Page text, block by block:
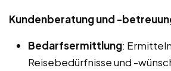
Kundenberatung und -
Bedarfsermittlung:
Reisebedürfnisse und -